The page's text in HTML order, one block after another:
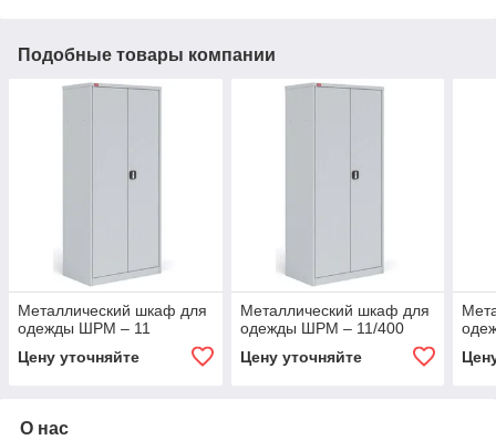
Подобные товары компании
Металлический шкаф для
одежды ШРМ – 11
Цену уточняйте
Металлический шкаф для
одежды ШРМ – 11/400
Цену уточняйте
О нас